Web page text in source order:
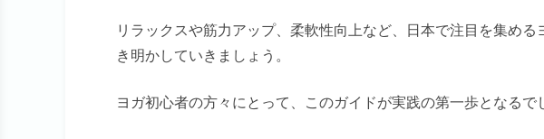
リラックスや筋力アップ、柔軟性向上など、日本で注目を集め
き明かしていきましょう。
ヨガ初心者の方々にとって、このガイドが実践の第一歩となるで